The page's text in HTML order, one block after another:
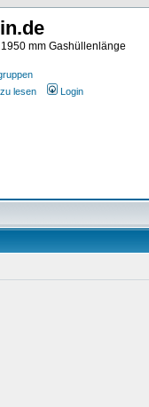
mm Gashüllenlänge
lesen Login